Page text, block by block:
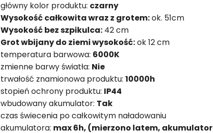
główny kolor produktu: czarny
Wysokość całkowita wraz z grotem:ok. 51cm
Wysokość bez szpikulca: 42 cm
Grot wbijany do ziemi wysokość:ok 12 cm
temperatura barwowa: 6000K
zmienne barwy światła: Nie
trwałość znamionowa produktu: 10000h
stopień ochrony produktu: IP44
wbudowany akumulator: Tak
czas świecenia po całkowitym naładowaniu
akumulatora: max 6h, (mierzono latem, akumulator